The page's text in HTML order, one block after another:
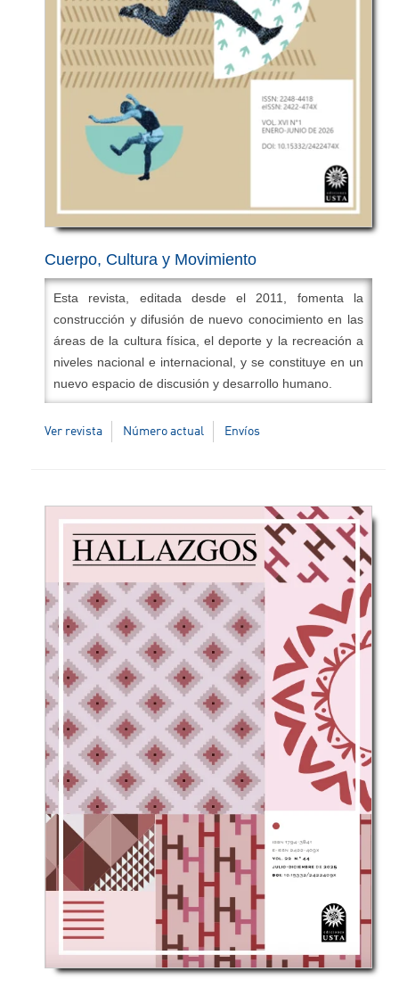
ESCI - Emerging Sources Citation Index , DOAJ
Dialnet,Latindex,Circ,Fuente Académica Plus
Fuente Académica Premier, Base,Google Scholar
Miar,Ulrich's Periodical Directory,Erih Plus
Search Complete
,MLA,Philpapers
Seriunam,Academic Search Ultimate,Open Policy
Finder
Publindex.
Cuerpo, Cultura y Movimiento
Esta revista, editada desde el 2011, fomenta la
construcción y difusión de nuevo conocimiento en las
áreas de la cultura física, el deporte y la recreación a
niveles nacional e internacional, y se constituye en un
nuevo espacio de discusión y desarrollo humano.
educación deporte y recreación.
DOI: 10.15332/2422474X
Editora en Jefe:
Cindy Joulieth Castro Ramírez
Editor Asociado: Luis Enrique Jiménez Garzón
Correo electrónico:
cuerpoculturaymovimiento@usta.edu.co
Indexada en:
LILACS, Dialnet, Lens, OpenAlex, Dimensions, Latin
America & Iberia Database (ProQuest),
Latindex,
MIAR - Matriz de Información para el Análisis de
Revistas, Ulrich's Periodical Directory,
Banrep cultural,
Portal de Ciencia Nacional, EZB, ZDB, Base,
Sudoc,
ROAD, Crossref, LatinREV, Google Scholar.
Ver revista Número actual Envíos